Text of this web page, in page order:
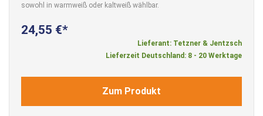
sowohl in warmweiß oder kaltweiß wählbar.
24,55 €
Lieferant: Tetzner & Jentzsch
Lieferzeit Deutschland: 8 - 20 Werktage
Zum Produkt